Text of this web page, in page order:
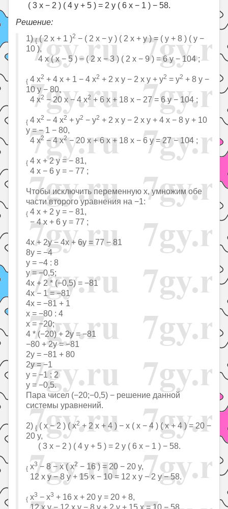
( 3 x − 2 ) ( 4 y + 5 ) = 2 y ( 6 x − 1 ) − 58.
Решение:
1){( 2 x + 1 )2 − ( 2 x − y ) ( 2 x + y ) = ( y + 8 ) ( y −
10 ),
4 x ( x − 5 ) − ( 2 x − 3 ) ( 2 x − 9 ) = 6 y − 104 ;
{ 4 x2 + 4 x + 1 − 4 x2 + 2 x y − 2 x y + y2 = y2 + 8 y −
10 y − 80,
4 x2 − 20 x − 4 x2 + 6 x + 18 x − 27 = 6 y − 104 ;
{ 4 x2 − 4 x2 + y2 − y2 + 2 x y − 2 x y + 4 x − 8 y + 10
y = − 1 − 80,
4 x2 − 4 x2− 20 x + 6 x + 18 x − 6 y = 27 − 104 ;
{ 4 x + 2 y = − 81,
4 x − 6 y = − 77 ;
Чтобы исключить переменную x, умножим обе
части второго уравнения на −1:
{ 4 x + 2 y = − 81,
− 4 x + 6 y = 77 ;
4x + 2y − 4x + 6y = 77 − 81
8y = −4
y = −4 : 8
y = −0,5;
4x + 2 * (−0,5) = −81
4x − 1 = −81
4x = −81 + 1
x = −80 : 4
x = −20;
4 * (−20) + 2y = −81
−80 + 2y = −81
2y = −81 + 80
2y = −1
y = −1 : 2
y = −0,5.
Пара чисел (−20;−0,5) − решение данной
системы уравнений.
2) {( x − 2 ) ( x2+ 2 x + 4 ) − x ( x − 4 ) ( x + 4 ) = 20 −
20 y,
( 3 x − 2 ) ( 4 y + 5 ) = 2 y ( 6 x − 1 ) − 58.
{ x3− 8 − x ( x2 − 16 ) = 20 − 20 y,
12 x y − 8 y + 15 x − 10 = 12 x y − 2 y − 58.
{ x3 − x3 + 16 x + 20 y = 20 + 8,
12 x y − 12 x y − 8 y + 2 y + 15 x = 10 − 58.